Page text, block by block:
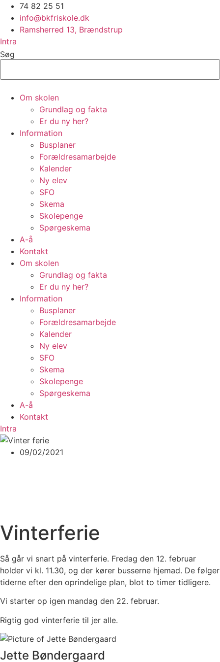
Videre
indhold
74 82 25 51
info@bkfriskole.dk
Ramsherred 13, Brændstrup
Intra
Søg
Om skolen
Grundlag og fakta
Er du ny her?
Information
Busplaner
Forældresamarbejde
Kalender
Ny elev
SFO
Skema
Skolepenge
Spørgeskema
A-å
Kontakt
Om skolen
Grundlag og fakta
Er du ny her?
Information
Busplaner
Forældresamarbejde
Kalender
Ny elev
SFO
Skema
Skolepenge
Spørgeskema
A-å
Kontakt
Intra
09/02/2021
Vinterferie
Så går vi snart på vinterferie. Fredag den 12. februar
holder vi kl. 11.30, og der kører busserne hjemad. De følger
tiderne efter den oprindelige plan, blot to timer tidligere.
Vi starter op igen mandag den 22. februar.
Rigtig god vinterferie til jer alle.
Jette Bøndergaard